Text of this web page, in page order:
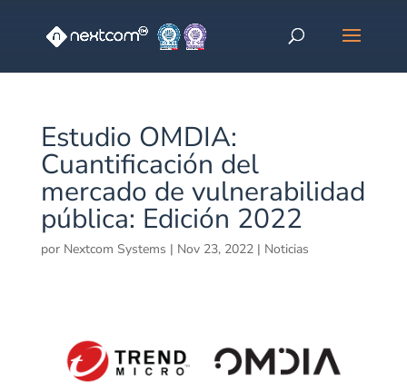
Estudio OMDIA:
Cuantificación del
mercado de vulnerabilidad
pública: Edición 2022
por Nextcom Systems | Nov 23, 2022| Noticias